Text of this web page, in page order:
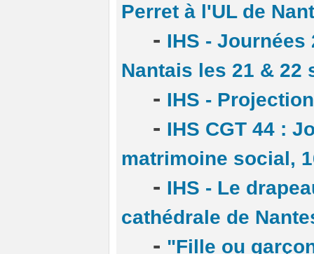
Perret à l'UL de
- IHS -
Nantais les 21 & 22
- IHS -
- IHS CGT 44 :
matrimoine social,
- IHS - Le
cathédrale de
- "Fille ou